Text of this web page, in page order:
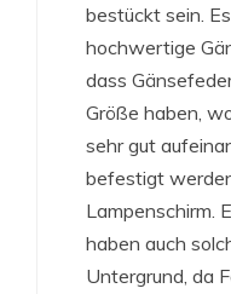
bestückt sein.
hochwertige
dass
Größe haben,
sehr gut
befestigt
Lampenschirm.
haben auch
Untergrund, da